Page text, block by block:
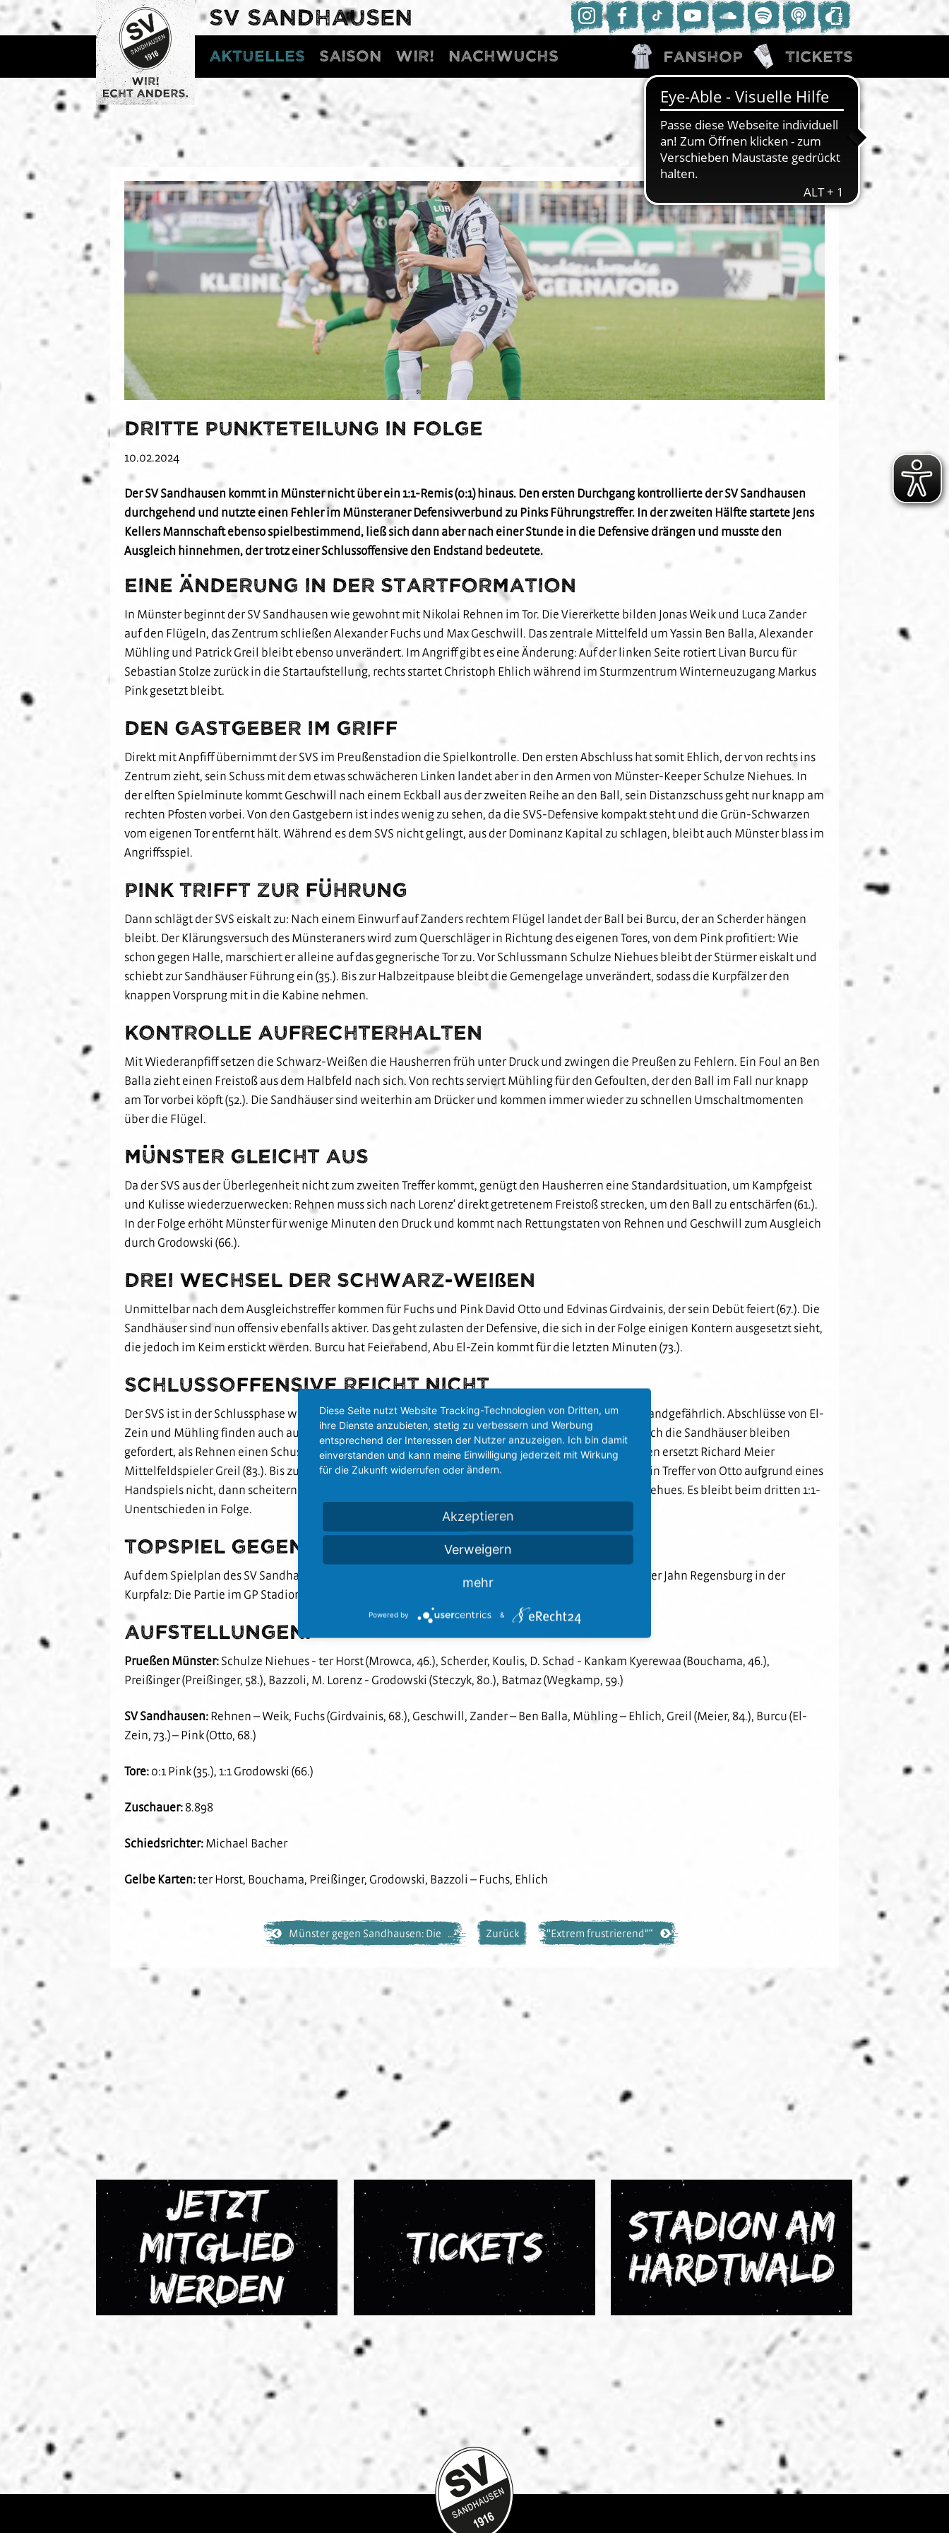
SV SANDHAUSEN
Aktuelles Saison WIR! Nachwuchs Fanshop Tickets
Dritte Punkteteilung in Folge
10.02.2024
Der SV Sandhausen kommt in Münster nicht über ein 1:1-Remis (0:1) hinaus. Den ersten Durchgang kontrollierte der SV Sandhausen
durchgehend und nutzte einen Fehler im Münsteraner Defensivverbund zu Pinks Führungstreffer. In der zweiten Hälfte startete Jens
Kellers Mannschaft ebenso spielbestimmend, ließ sich dann aber nach einer Stunde in die Defensive drängen und musste den
Ausgleich hinnehmen, der trotz einer Schlussoffensive den Endstand bedeutete.
Eine Änderung in der Startformation
In Münster beginnt der SV Sandhausen wie gewohnt mit Nikolai Rehnen im Tor. Die Viererkette bilden Jonas Weik und Luca Zander
auf den Flügeln, das Zentrum schließen Alexander Fuchs und Max Geschwill. Das zentrale Mittelfeld um Yassin Ben Balla, Alexander
Mühling und Patrick Greil bleibt ebenso unverändert. Im Angriff gibt es eine Änderung: Auf der linken Seite rotiert Livan Burcu für
Sebastian Stolze zurück in die Startaufstellung, rechts startet Christoph Ehlich während im Sturmzentrum Winterneuzugang Markus
Pink gesetzt bleibt.
Den Gastgeber im Griff
Direkt mit Anpfiff übernimmt der SVS im Preußenstadion die Spielkontrolle. Den ersten Abschluss hat somit Ehlich, der von rechts ins
Zentrum zieht, sein Schuss mit dem etwas schwächeren Linken landet aber in den Armen von Münster-Keeper Schulze Niehues. In
der elften Spielminute kommt Geschwill nach einem Eckball aus der zweiten Reihe an den Ball, sein Distanzschuss geht nur knapp am
rechten Pfosten vorbei. Von den Gastgebern ist indes wenig zu sehen, da die SVS-Defensive kompakt steht und die Grün-Schwarzen
vom eigenen Tor entfernt hält. Während es dem SVS nicht gelingt, aus der Dominanz Kapital zu schlagen, bleibt auch Münster blass im
Angriffsspiel.
Pink trifft zur Führung
Dann schlägt der SVS eiskalt zu: Nach einem Einwurf auf Zanders rechtem Flügel landet der Ball bei Burcu, der an Scherder hängen
bleibt. Der Klärungsversuch des Münsteraners wird zum Querschläger in Richtung des eigenen Tores, von dem Pink profitiert: Wie
schon gegen Halle, marschiert er alleine auf das gegnerische Tor zu. Vor Schlussmann Schulze Niehues bleibt der Stürmer eiskalt und
schiebt zur Sandhäuser Führung ein (35.). Bis zur Halbzeitpause bleibt die Gemengelage unverändert, sodass die Kurpfälzer den
knappen Vorsprung mit in die Kabine nehmen.
Kontrolle aufrechterhalten
Mit Wiederanpfiff setzen die Schwarz-Weißen die Hausherren früh unter Druck und zwingen die Preußen zu Fehlern. Ein Foul an Ben
Balla zieht einen Freistoß aus dem Halbfeld nach sich. Von rechts serviert Mühling für den Gefoulten, der den Ball im Fall nur knapp
am Tor vorbei köpft (52.). Die Sandhäuser sind weiterhin am Drücker und kommen immer wieder zu schnellen Umschaltmomenten
über die Flügel.
Münster gleicht aus
Da der SVS aus der Überlegenheit nicht zum zweiten Treffer kommt, genügt den Hausherren eine Standardsituation, um Kampfgeist
und Kulisse wiederzuerwecken: Rehnen muss sich nach Lorenz‘ direkt getretenem Freistoß strecken, um den Ball zu entschärfen (61.).
In der Folge erhöht Münster für wenige Minuten den Druck und kommt nach Rettungstaten von Rehnen und Geschwill zum Ausgleich
durch Grodowski (66.).
Drei Wechsel der Schwarz-Weißen
Unmittelbar nach dem Ausgleichstreffer kommen für Fuchs und Pink David Otto und Edvinas Girdvainis, der sein Debüt feiert (67.). Die
Sandhäuser sind nun offensiv ebenfalls aktiver. Das geht zulasten der Defensive, die sich in der Folge einigen Kontern ausgesetzt sieht,
die jedoch im Keim erstickt werden. Burcu hat Feierabend, Abu El-Zein kommt für die letzten Minuten (73.).
Schlussoffensive reicht nicht
Der SVS ist in der Schlussphase wieder am Drücker, Münster bleibt jedoch nach Kontern weiterhin brandgefährlich. Abschlüsse von El-
Zein und Mühling finden auch aufgrund starker Paraden nicht den Weg ins Münsteraner Tor. Doch auch die Sandhäuser bleiben
gefordert, als Rehnen einen Schuss nur mit einem starken Reflex parieren kann. In den Schlussminuten ersetzt Richard Meier
Mittelfeldspieler Greil (83.). Bis zum Abpfiff bleibt der SVS mit Nachdruck in der Offensive: Erst zählt ein Treffer von Otto aufgrund eines
Handspiels nicht, dann scheitern Meier und El-Zein in der Nachspielzeit am SCP-Torhüter Schulze Niehues. Es bleibt beim dritten 1:1-
Unentschieden in Folge.
Topspiel gegen Regensburg
Auf dem Spielplan des SV Sandhausen steht ein Topspiel an: Kommende Woche gastiert Tabellenführer Jahn Regensburg in der
Kurpfalz: Die Partie im GP Stadion am Hardtwald steigt am Samstag, den 17. Februar, um 14 Uhr.
Aufstellungen:
Prueßen Münster:Schulze Niehues - ter Horst (Mrowca, 46.), Scherder, Koulis, D. Schad - Kankam Kyerewaa (Bouchama, 46.),
Preißinger (Preißinger, 58.), Bazzoli, M. Lorenz - Grodowski (Steczyk, 80.), Batmaz (Wegkamp, 59.)
SV Sandhausen:Rehnen – Weik, Fuchs (Girdvainis, 68.), Geschwill, Zander – Ben Balla, Mühling – Ehlich, Greil (Meier, 84.), Burcu (El-
Zein, 73.) – Pink (Otto, 68.)
Tore:0:1 Pink (35.), 1:1 Grodowski (66.)
Zuschauer:8.898
Schiedsrichter:Michael Bacher
Gelbe Karten:ter Horst, Bouchama, Preißinger, Grodowski, Bazzoli – Fuchs, Ehlich
Münster gegen Sandhausen: Die ...“ Zurück "Extrem frustrierend"“
Diese Seite nutzt Website Tracking-Technologien von Dritten, um
ihre Dienste anzubieten, stetig zu verbessern und Werbung
entsprechend der Interessen der Nutzer anzuzeigen. Ich bin damit
einverstanden und kann meine Einwilligung jederzeit mit Wirkung
für die Zukunft widerrufen oder ändern.
Akzeptieren
Verweigern
mehr
Powered by &